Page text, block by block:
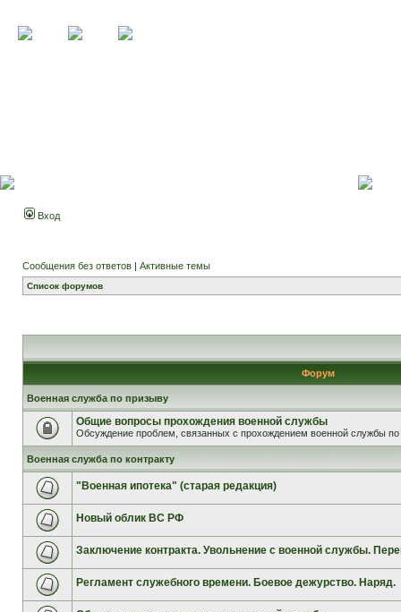
Вход
Сообщения без ответов | Активные темы
Список форумов
Форум
Военная служба по призыву
Общие вопросы прохождения военной службы
Обсуждение проблем, связанных с прохождением военной службы по
Военная служба по контракту
"Военная ипотека" (старая редакция)
Новый облик ВС РФ
Заключение контракта. Увольнение с военной службы.
Регламент служебного времени. Боевое дежурство. Наряд.